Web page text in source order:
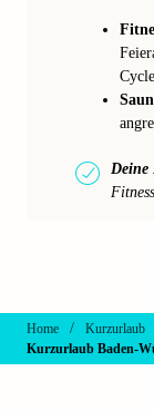
Deine
Home / Kurzurlaub
Kurzurlaub Baden-